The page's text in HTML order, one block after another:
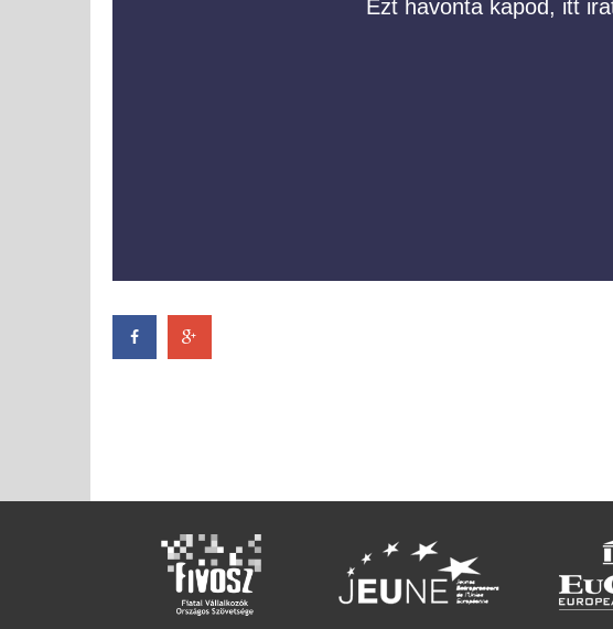
Ezt havonta kapod, itt